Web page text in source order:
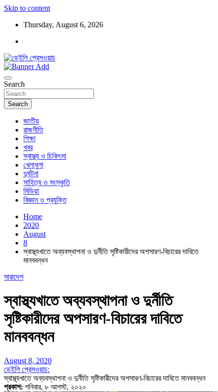
Skip to content
Thursday, August 6, 2026
ডেইলি প্রেসওয়াচ
Search
Search
জাতীয়
রাজনীতি
শিক্ষা
খবর
স্বাস্থ্য ও চিকিৎসা
খেলাধুলা
দুর্ঘটনা
সাহিত্য ও সংস্কৃতি
মিডিয়া
বিজ্ঞান ও প্রযুক্তি
Home
2020
August
8
স্বাস্থ্যখাতে অব্যবস্থাপনা ও দুর্নীতি সৃষ্টিকারীদের অপসারণ-বিচারের দাবিতে
মানববন্ধন
সারাদেশ
স্বাস্থ্যখাতে অব্যবস্থাপনা ও দুর্নীতি
সৃষ্টিকারীদের অপসারণ-বিচারের দাবিতে
মানববন্ধন
August 8, 2020
ডেইলি প্রেসওয়াচ:
স্বাস্থ্যখাতে অব্যবস্থাপনা ও দুর্নীতি সৃষ্টিকারীদের অপসারণ-বিচারের দাবিতে মানববন্ধন
প্রকাশ: শনিবার, ৮ আগস্ট, ২০২০